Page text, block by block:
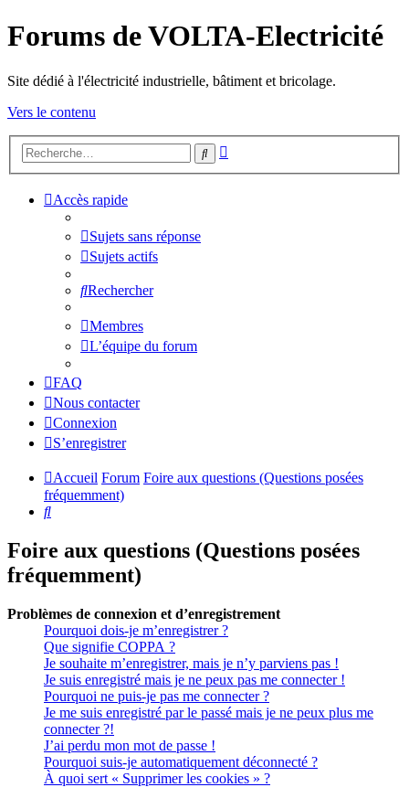
Forums de VOLTA-Electricité
Site dédié à l'électricité industrielle, bâtiment et bricolage.
Vers le contenu
Rechercher
Accès rapide
Sujets sans réponse
Sujets actifs
Rechercher
Membres
L’équipe du forum
FAQ
Nous contacter
Connexion
S’enregistrer
Accueil Forum Foire aux questions (Questions posées
fréquemment)
Rechercher
Foire aux questions (Questions posées
fréquemment)
Problèmes de connexion et d’enregistrement
Pourquoi dois-je m’enregistrer ?
Que signifie COPPA ?
Je souhaite m’enregistrer, mais je n’y parviens pas !
Je suis enregistré mais je ne peux pas me connecter !
Pourquoi ne puis-je pas me connecter ?
Je me suis enregistré par le passé mais je ne peux plus me
connecter ?!
J’ai perdu mon mot de passe !
Pourquoi suis-je automatiquement déconnecté ?
À quoi sert « Supprimer les cookies » ?